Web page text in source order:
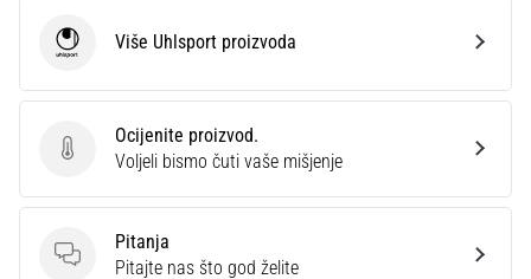
Ocijenite proizvod.
Ocijenite proizvod.
Voljeli bismo čuti vaše mišjenje
Pitanja
Pitanja
Pitajte nas što god želite
UhlsportViše Uhlsport proizvoda